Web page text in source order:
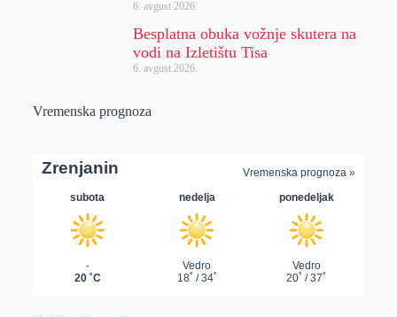
6. avgust 2026.
Besplatna obuka vožnje skutera na
vodi na Izletištu Tisa
6. avgust 2026.
Vremenska prognoza